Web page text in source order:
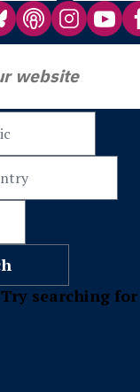
Try searching for